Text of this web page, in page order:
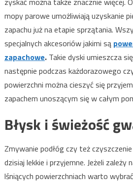
mopy parowe umożliwiają uzyskanie
zapachu już na etapie sprzątania.
specjalnych akcesoriów jakimi są
zapachowe. Takie dyski umieszcza
następnie podczas każdorazowego
powierzchni można cieszyć się
zapachem unoszącym się w całym
Błysk i świeżość
Zmywanie podłóg czy też
dzisiaj lekkie i przyjemne. Jeżeli zależy
lśniących powierzchniach warto